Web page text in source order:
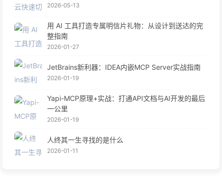
2026-05-13
用 AI 工具打造专属明信片礼物：从设计到送达的完
整指南
2026-01-27
JetBrains新利器：IDEA内嵌MCP Server实战指南
2026-01-19
Yapi-MCP原理+实战：打通API文档与AI开发的最后
一公里
2026-01-19
人终其一生寻找的是什么
2026-01-11